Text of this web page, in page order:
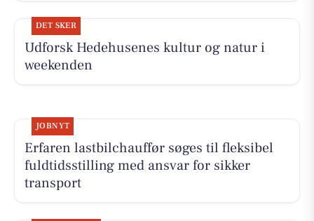
DET SKER
Udforsk Hedehusenes kultur og natur i
weekenden
JOBNYT
Erfaren lastbilchauffør søges til fleksibel
fuldtidsstilling med ansvar for sikker
transport